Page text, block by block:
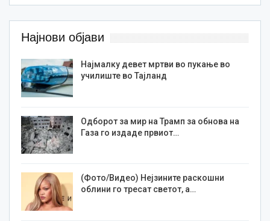
Најнови објави
Најмалку девет мртви во пукање во
училиште во Тајланд
Одборот за мир на Трамп за обнова на
Газа го издаде првиот…
(Фото/Видео) Нејзините раскошни
облини го тресат светот, а…